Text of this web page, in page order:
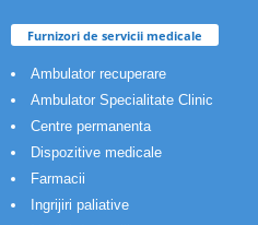
Furnizori de servicii medicale
Ambulator recuperare
Ambulator Specialitate Clinic
Centre permanenta
Dispozitive medicale
Farmacii
Ingrijiri paliative